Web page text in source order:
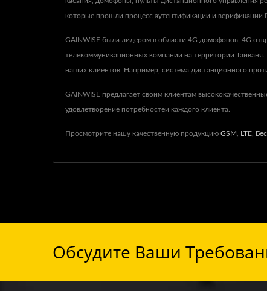
которые прошли процесс аутентификации и верификации
GAINWISE была лидером в области 4G домофонов, 4G
телекоммуникационных компаний на территории
наших клиентов. Например, система дистанционного
GAINWISE предлагает своим клиентам
удовлетворение потребностей каждого клиента.
Просмотрите нашу качественную продукцию GSM LTE
Обсудите Ваши